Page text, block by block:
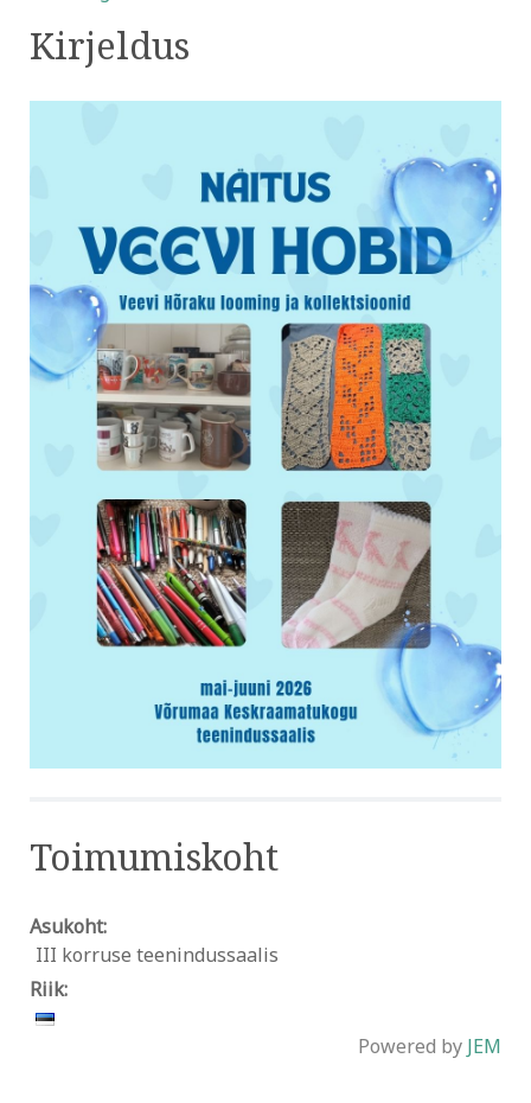
Kirjeldus
Toimumiskoht
Asukoht:
III korruse teenindussaalis
Riik:
Powered by JEM